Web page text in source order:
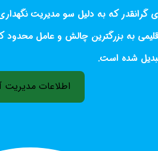
گرانقدر که به دلیل سو مدیریت
به بزرگترین چالش و عامل محدود
شده است.
اطلاعات مدیریت